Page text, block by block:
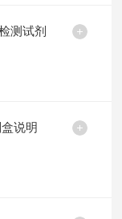
测试剂
说明